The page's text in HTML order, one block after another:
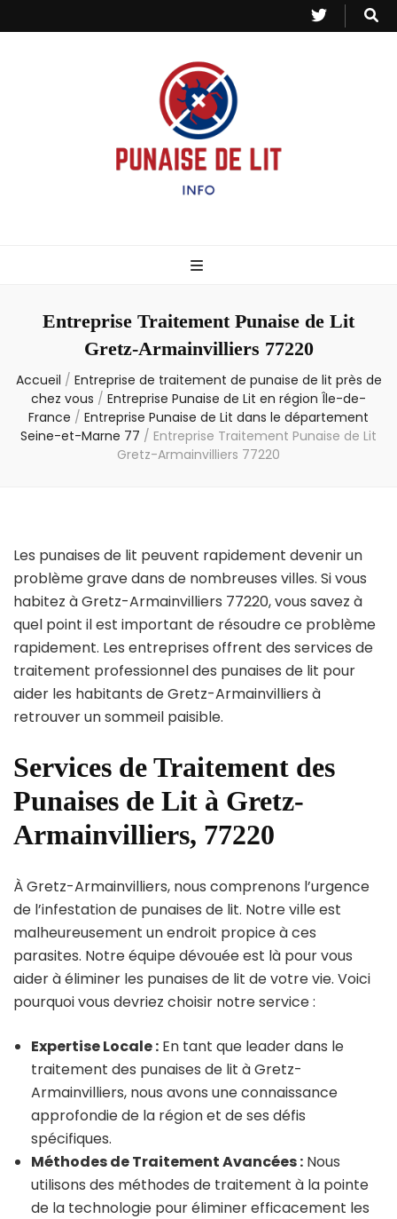
– Info
Entreprise Traitement Punaise de Lit
Gretz-Armainvilliers 77220
Accueil / Entreprise de traitement de punaise de lit près de
chez vous / Entreprise Punaise de Lit en région Île-de-
France / Entreprise Punaise de Lit dans le département
Seine-et-Marne 77 / Entreprise Traitement Punaise de Lit
Gretz-Armainvilliers 77220
Les punaises de lit peuvent rapidement devenir un
problème grave dans de nombreuses villes. Si vous
habitez à Gretz-Armainvilliers 77220, vous savez à
quel point il est important de résoudre ce problème
rapidement. Les entreprises offrent des services de
traitement professionnel des punaises de lit pour
aider les habitants de Gretz-Armainvilliers à
retrouver un sommeil paisible.
Services de Traitement des
Punaises de Lit à Gretz-
Armainvilliers, 77220
À Gretz-Armainvilliers, nous comprenons l’urgence
de l’infestation de punaises de lit. Notre ville est
malheureusement un endroit propice à ces
parasites. Notre équipe dévouée est là pour vous
aider à éliminer les punaises de lit de votre vie. Voici
pourquoi vous devriez choisir notre service :
Expertise Locale : En tant que leader dans le
traitement des punaises de lit à Gretz-
Armainvilliers, nous avons une connaissance
approfondie de la région et de ses défis
spécifiques.
Méthodes de Traitement Avancées : Nous
utilisons des méthodes de traitement à la pointe
de la technologie pour éliminer efficacement les